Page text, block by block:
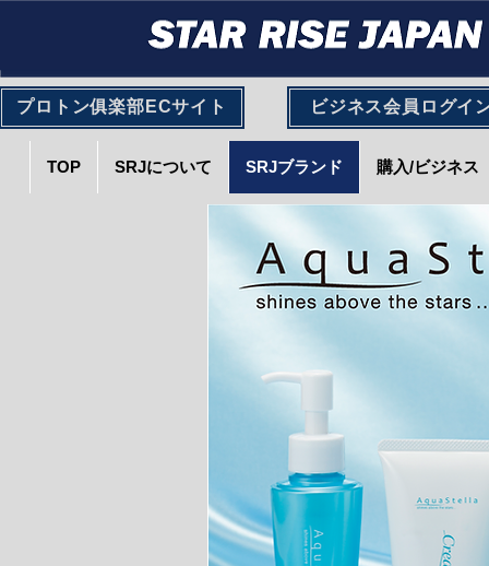
プロトン俱楽部ECサイト ビジネス会員ログイ
TOP SRJについて SRJブランド 購入/ビジネス